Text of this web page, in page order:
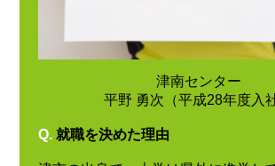
津南センター
平野 勇次（平成28年度入社
Q. 就職を決めた理由